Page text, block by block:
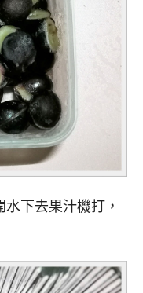
下去果汁機打，